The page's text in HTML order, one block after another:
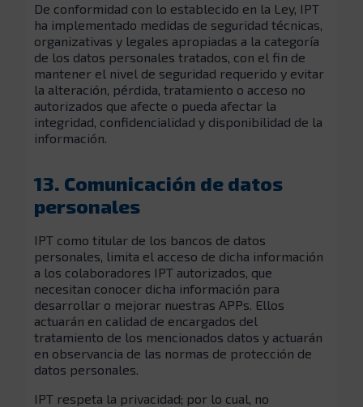
De conformidad con lo establecido en la Ley, IPT
ha implementado medidas de seguridad técnicas,
organizativas y legales apropiadas a la categoría
de los datos personales tratados, con el fin de
mantener el nivel de seguridad requerido y evitar
la alteración, pérdida, tratamiento o acceso no
autorizados que afecte o pueda afectar la
integridad, confidencialidad y disponibilidad de la
información.
13. Comunicación de datos
personales
IPT como titular de los bancos de datos
personales, limita el acceso de dicha información
a los colaboradores IPT autorizados, que
necesitan conocer dicha información para
desarrollar o mejorar nuestras APPs. Ellos
actuarán en calidad de encargados del
tratamiento de los mencionados datos y actuarán
en observancia de las normas de protección de
datos personales.
IPT respeta la privacidad; por lo cual, no